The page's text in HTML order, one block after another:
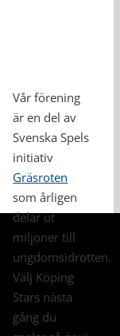
Vår förening
är en del av
Svenska Spels
initiativ
Gräsroten
som årligen
delar ut
miljoner till
ungdomsidrotten.
Välj Köping
Stars nästa
gång du